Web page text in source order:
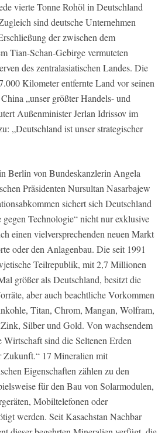
vierte Tonne Rohöl in Deutschland
sind deutsche Unternehmen
der zwischen dem
Tian-Schan-Gebirge vermuteten
des zentralasiatischen Landes. Die
Kilometer entfernte Land vor seinen
„unser größter Handels- und
Außenminister Jerlan Idrissov im
„Deutschland ist unser strategischer
Berlin von Bundeskanzlerin Angela
Präsidenten Nursultan Nasarbajew
sichert sich Deutschland
Technologie“ nicht nur exklusive
einen vielversprechenden neuen Markt
oder den Anlagenbau. Die seit 1991
Teilrepublik, mit 2,7 Millionen
größer als Deutschland, besitzt die
aber auch beachtliche Vorkommen
Titan, Chrom, Mangan, Wolfram,
Silber und Gold. Von wachsendem
Wirtschaft sind die Seltenen Erden
Zukunft.“ 17 Mineralien mit
Eigenschaften zählen zu den
für den Bau von Solarmodulen,
Mobiltelefonen oder
werden. Seit Kasachstan Nachbar